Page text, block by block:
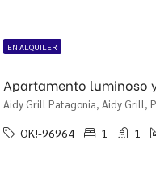
EN ALQUILER
Aidy Grill Patagonia, Aidy Grill,
OK!-96964 1 1